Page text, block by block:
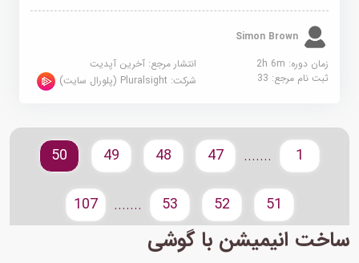
Simon Brown
زمان دوره: 2h 6m
انتشار مرجع:آخرین آپدیت
ثبت نام مرجع:33 شرکت:Pluralsight (پلورال سایت)
.......
47
48
49
50
51
52
53
.......
107
ساخت انیمیشن با گوشی